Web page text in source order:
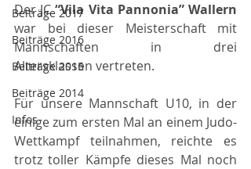
Beiträge 2017
Beiträge 2016
Beiträge 2015
Beiträge 2014
Infos
Der JC
war bei dieser Meisterschaft mit
Mannschaften in drei
Altersklassen vertreten.
Für unsere Mannschaft U10, in der
einige zum ersten Mal an einem Judo-
Wettkampf teilnahmen, reichte es
trotz toller Kämpfe dieses Mal noch